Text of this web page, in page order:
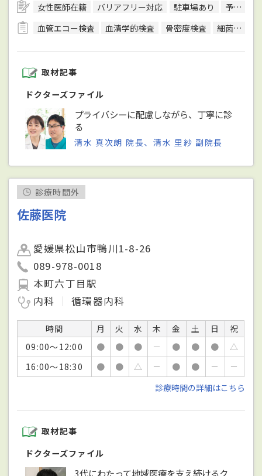
女性医師在籍 バリアフリー対応 駐車場あり 予約可
血管エコー検査
血清学的検査 骨密度検査 細菌検査
取材記事
ドクターズファイル
プライバシーに配慮しながら、丁寧に診
る
清水 真次朗 院長、清水 里紗 副院長
診療時間外
佐藤医院
愛媛県松山市鴨川1-8-26
089-978-0018
本町六丁目駅
内科
循環器内科
時間 月 火 水 木 金 土 日
祝
09:00～12:00
● ● ● － ● ● ●
△
16:00～18:30
● ● △ － ● ● －
－
診療時間の詳細はこちら
取材記事
ドクターズファイル
3代にわたって地域医療を支え続けるク